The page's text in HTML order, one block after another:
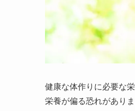
健康な体作りに必要な
栄養が偏る恐れがあり